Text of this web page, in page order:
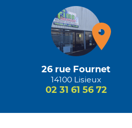
26 rue Fournet
14100 Lisieux
02 31 61 56 72